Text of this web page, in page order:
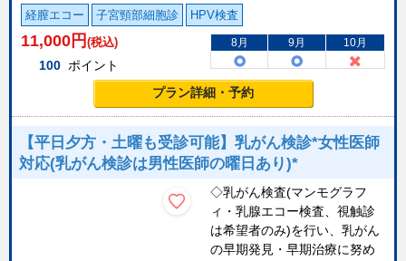
経膣エコー 子宮頸部細胞診 HPV検査
11,000 円 (税込)
100 ポイント
8月 9月 10月
プラン詳細・予約
【平日夕方・土曜も受診可能】乳がん検診*女性医師
対応(乳がん検診は男性医師の曜日あり)*
◇乳がん検査(マンモグラフ
ィ・乳腺エコー検査、視触診
は希望者のみ)を行い、乳がん
の早期発見・早期治療に努め